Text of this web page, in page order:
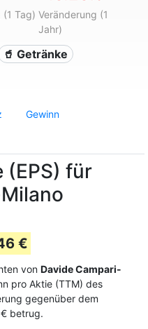
(1 Tag) Veränderung (1
Jahr)
🥤 Getränke
Gewinn
(EPS) für
€
von Davide Campari-
pro Aktie (TTM) des
gegenüber dem
betrug.